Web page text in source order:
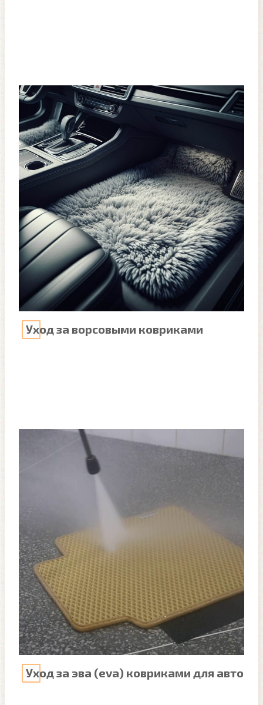
Уход за ворсовыми ковриками
Уход за эва (eva) ковриками для авто